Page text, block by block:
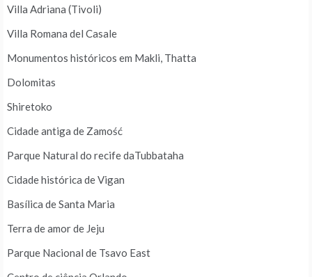
Villa Adriana (Tivoli)
Villa Romana del Casale
Monumentos históricos em Makli, Thatta
Dolomitas
Shiretoko
Cidade antiga de Zamość
Parque Natural do recife daTubbataha
Cidade histórica de Vigan
Basílica de Santa Maria
Terra de amor de Jeju
Parque Nacional de Tsavo East